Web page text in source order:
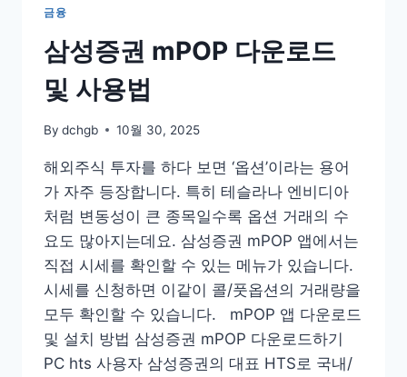
로
드
SLACK
모
일
치
금융
삼성증권 mPOP 다운로드
및 사용법
By dchgb 10월 30, 2025
해외주식 투자를 하다 보면 ‘옵션’이라는 용어
가 자주 등장합니다. 특히 테슬라나 엔비디아
처럼 변동성이 큰 종목일수록 옵션 거래의 수
요도 많아지는데요. ​삼성증권 mPOP 앱에서는
직접 시세를 확인할 수 있는 메뉴가 있습니다.
시세를 신청하면 이같이 콜/풋옵션의 거래량을
모두 확인할 수 있습니다. mPOP 앱 다운로드
및 설치 방법 삼성증권 mPOP 다운로드하기
PC hts 사용자 삼성증권의 대표 HTS로 국내/